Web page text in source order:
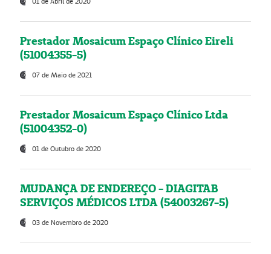
Prestador Mosaicum Espaço Clínico Eireli
(51004355-5)
07 de Maio de 2021
Prestador Mosaicum Espaço Clínico Ltda
(51004352-0)
01 de Outubro de 2020
MUDANÇA DE ENDEREÇO - DIAGITAB
SERVIÇOS MÉDICOS LTDA (54003267-5)
03 de Novembro de 2020